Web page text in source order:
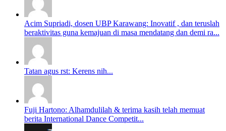
Acim Supriadi, dosen UBP Karawang: Inovatif , dan teruslah
beraktivitas guna kemajuan di masa mendatang dan demi ra...
Tatan agus rst: Kerens nih...
Fuji Hartono: Alhamdulilah & terima kasih telah memuat
berita International Dance Competit...